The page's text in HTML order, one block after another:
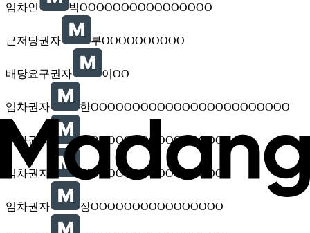
임차인 박OOOOOOOOOOOOOOOO
근저당권자 부OOOOOOOOOO
배당요구권자 이OO
임차권자 한OOOOOOOOOOOOOOOOOOOOOOOO
임차권자 손OOOOOOOOOOOOOOOO
임차권자 강OOOOOOOOOOOOOOOO
임차권자 장OOOOOOOOOOOOOOOO